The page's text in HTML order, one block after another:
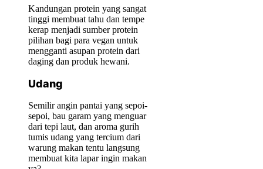
Kandungan protein yang sangat
tinggi membuat tahu dan tempe
kerap menjadi sumber protein
pilihan bagi para vegan untuk
mengganti asupan protein dari
daging dan produk hewani.
Udang
Semilir angin pantai yang sepoi-
sepoi, bau garam yang menguar
dari tepi laut, dan aroma gurih
tumis udang yang tercium dari
warung makan tentu langsung
membuat kita lapar ingin makan